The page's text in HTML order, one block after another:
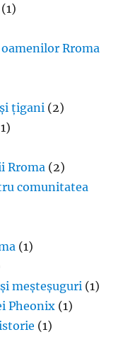
(1)
Rroma
țigani (2)
Rroma (2)
comunitatea
(1)
meșteșuguri (1)
Pheonix (1)
(1)